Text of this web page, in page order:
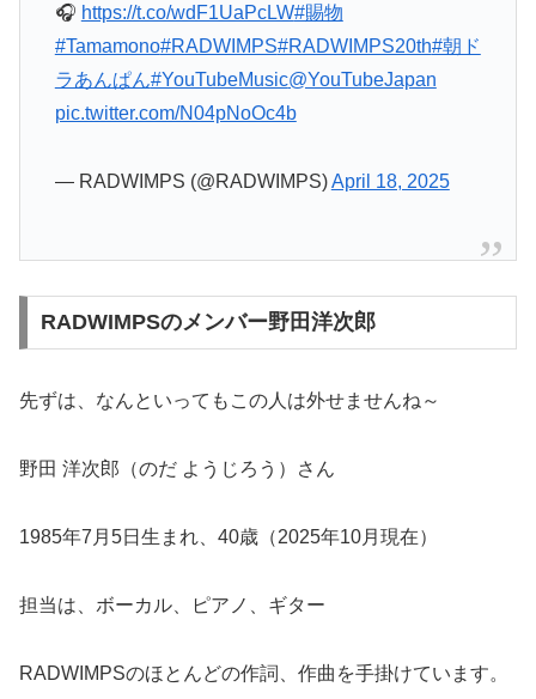
🎧 https://t.co/wdF1UaPcLW#賜物
#Tamamono#RADWIMPS#RADWIMPS20th#朝ド
ラあんぱん#YouTubeMusic@YouTubeJapan
pic.twitter.com/N04pNoOc4b
— RADWIMPS (@RADWIMPS)April 18, 2025
RADWIMPSのメンバー野田洋次郎
先ずは、なんといってもこの人は外せませんね～
野田 洋次郎（のだ ようじろう）さん
1985年7月5日生まれ、40歳（2025年10月現在）
担当は、ボーカル、ピアノ、ギター
RADWIMPSのほとんどの作詞、作曲を手掛けています。